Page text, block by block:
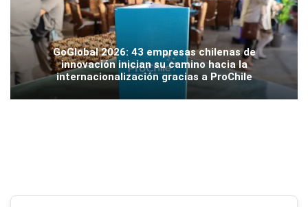
GoGlobal 2026: 43 empresas chilenas de
innovación inician su camino hacia la
internacionalización gracias a ProChile